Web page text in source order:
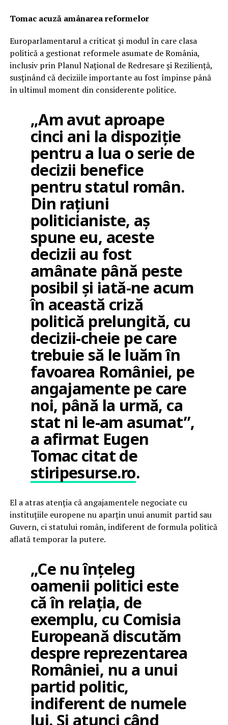
Tomac acuză amânarea reformelor
Europarlamentarul a criticat și modul în care clasa
politică a gestionat reformele asumate de România,
inclusiv prin Planul Național de Redresare și Reziliență,
susținând că deciziile importante au fost împinse până
în ultimul moment din considerente politice.
„Am avut aproape
cinci ani la dispoziție
pentru a lua o serie de
decizii benefice
pentru statul român.
Din rațiuni
politicianiste, aș
spune eu, aceste
decizii au fost
amânate până peste
posibil și iată-ne acum
în această criză
politică prelungită, cu
decizii-cheie pe care
trebuie să le luăm în
favoarea României, pe
angajamente pe care
noi, până la urmă, ca
stat ni le-am asumat”,
a afirmat Eugen
Tomac citat de
stiripesurse.ro.
El a atras atenția că angajamentele negociate cu
instituțiile europene nu aparțin unui anumit partid sau
Guvern, ci statului român, indiferent de formula politică
aflată temporar la putere.
„Ce nu înțeleg
oamenii politici este
că în relația, de
exemplu, cu Comisia
Europeană discutăm
despre reprezentarea
României, nu a unui
partid politic,
indiferent de numele
lui. Și atunci când